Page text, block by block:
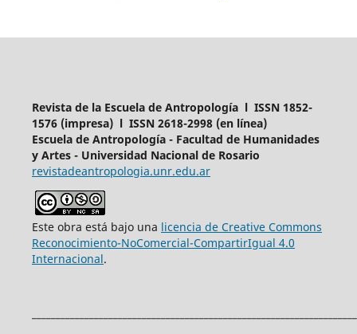
Revista de la Escuela de Antropología l ISSN 1852-
1576 (impresa) l ISSN 2618-2998 (en línea)
Escuela de Antropología - Facultad de Humanidades
y Artes - Universidad Nacional de Rosario
revistadeantropologia.unr.edu.ar
Este obra está bajo una licencia de Creative Commons
Reconocimiento-NoComercial-CompartirIgual 4.0
Internacional.